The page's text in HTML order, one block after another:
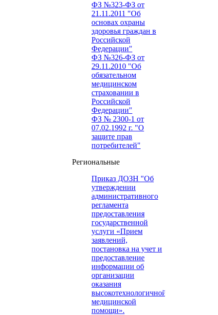
ФЗ №323-ФЗ от
21.11.2011 "Об
основах охраны
здоровья граждан в
Российской
Федерации"
ФЗ №326-ФЗ от
29.11.2010 "Об
обязательном
медицинском
страховании в
Российской
Федерации"
ФЗ № 2300-1 от
07.02.1992 г. "О
защите прав
потребителей"
Региональные
Приказ ДОЗН "Об
утверждении
административного
регламента
предоставления
государственной
услуги «Прием
заявлений,
постановка на учет и
предоставление
информации об
организации
оказания
высокотехнологичной
медицинской
помощи».